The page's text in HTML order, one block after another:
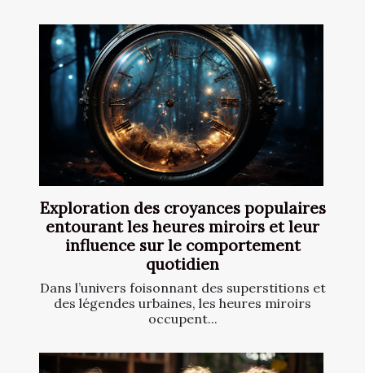
Exploration des croyances populaires
entourant les heures miroirs et leur
influence sur le comportement
quotidien
Dans l’univers foisonnant des superstitions et
des légendes urbaines, les heures miroirs
occupent...